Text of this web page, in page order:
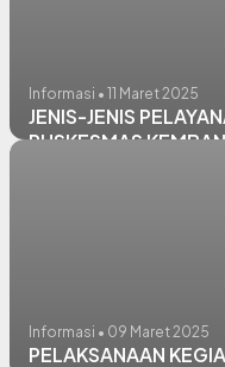
Informasi • 11 Maret 2025
JENIS-JENIS
PUSKESMAS
Informasi • 09 Maret 2025
PELAKSANAAN